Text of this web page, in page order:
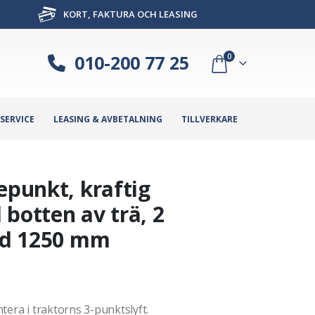
KORT, FAKTURA OCH LEASING
010-200 77 25 0
LEASING & AVBETALNING TILLVERKARE
kraftig
av trä, 2
1250 mm
i traktorns 3-punktslyft.